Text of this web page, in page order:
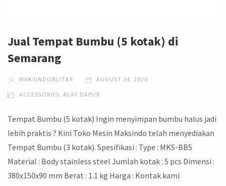
Jual Tempat Bumbu (5 kotak) di
Semarang
MAKSINDOBLITAR AUGUST 24, 2020
ACCESSORIES, ALAT DAPUR
Tempat Bumbu (5 kotak) Ingin menyimpan bumbu halus jadi
lebih praktis ? Kini Toko Mesin Maksindo telah menyediakan
Tempat Bumbu (3 kotak). Spesifikasi : Type : MKS-BB5
Material : Body stainless steel Jumlah kotak : 5 pcs Dimensi :
380x150x90 mm Berat : 1.1 kg Harga : Kontak kami